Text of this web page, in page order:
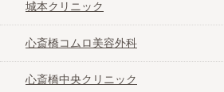
城本クリニック
心斎橋コムロ美容外科
心斎橋中央クリニック